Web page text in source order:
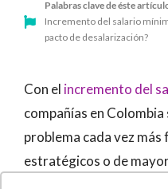
Palabras clave de éste
Incremento del salario
pacto de desalarización?
Con el incremento del
compañías en
problema cada vez
estratégicos o de